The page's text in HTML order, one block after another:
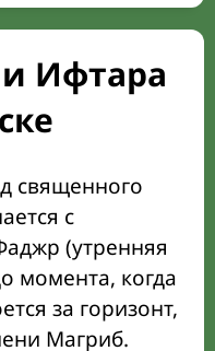
Ифтара
священного
с
(утренняя
момента, когда
за горизонт,
Магриб.